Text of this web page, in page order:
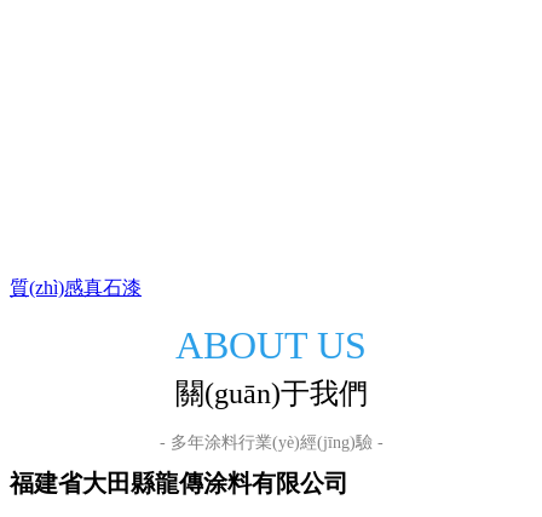
質(zhì)感真石漆
ABOUT US
關(guān)于我們
- 多年涂料行業(yè)經(jīng)驗 -
福建省大田縣龍傳涂料有限公司